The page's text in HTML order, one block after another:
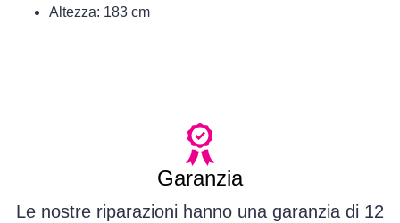
Altezza: 183 cm
Garanzia
Le nostre riparazioni hanno una garanzia di 12